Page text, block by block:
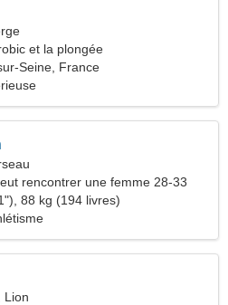
et la plongée
Seine, France
rencontrer une femme 28-33
88 kg (194 livres)
Lion